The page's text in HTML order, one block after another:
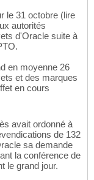
le 31 octobre (lire
autorités
d'Oracle suite à
en moyenne 26
et des marques
en cours
avait ordonné à
de 132
sa demande
la conférence de
le grand jour.